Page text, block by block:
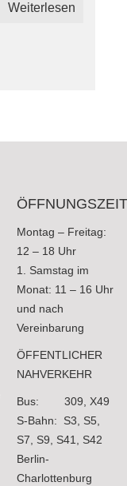
Weiterlesen
Montag – Freitag:
12 – 18 Uhr
1. Samstag im
Monat: 11 – 16 Uhr
und nach
Vereinbarung
ÖFFENTLICHER
NAHVERKEHR
Bus: 309, X49
S-Bahn: S3, S5,
S7, S9, S41, S42
Berlin-
Charlottenburg